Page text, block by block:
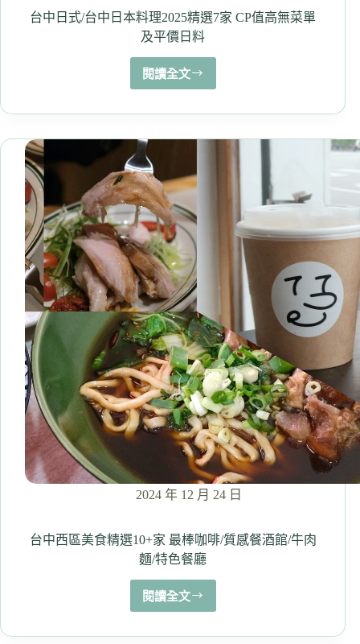
台中日式/台中日本料理2025精選7家 CP值高無菜單
及平價日料
閱讀全文
台
日
日
本
料
理
2025
精
選
7
家
CP
值
高
無
菜
單
及
平
日
料
2024 年 12 月 24 日
台中西區美食精選10+家 最棒咖啡/質感餐酒館/牛肉
麵/特色餐廳
閱讀全文
台
西